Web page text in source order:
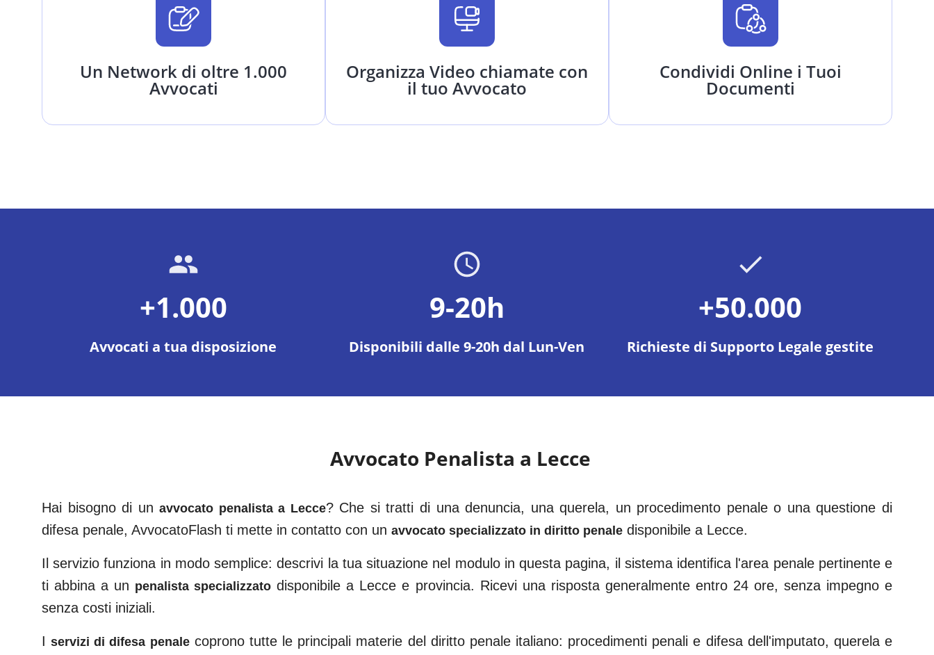
Un Network di oltre 1.000
Avvocati
Organizza Video chiamate con
il tuo Avvocato
Condividi Online i Tuoi
Documenti
+1.000
Avvocati a tua disposizione
9-20h
Disponibili dalle 9-20h dal Lun-Ven
+50.000
Richieste di Supporto Legale gestite
Avvocato Penalista a Lecce
Hai bisogno di un avvocato penalista a Lecce? Che si tratti di una denuncia, una querela, un procedimento penale o una questione di
difesa penale, AvvocatoFlash ti mette in contatto con un avvocato specializzato in diritto penale disponibile a Lecce.
Il servizio funziona in modo semplice: descrivi la tua situazione nel modulo in questa pagina, il sistema identifica l'area penale pertinente e
ti abbina a un penalista specializzato disponibile a Lecce e provincia. Ricevi una risposta generalmente entro 24 ore, senza impegno e
senza costi iniziali.
Iservizi di difesa penalecoprono tutte le principali materie del diritto penale italiano: procedimenti penali e difesa dell'imputato, querela e